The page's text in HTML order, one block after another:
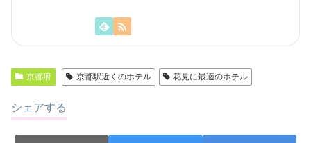
京都府 京都駅近くのホテル 花見に最適のホテル
シェアする